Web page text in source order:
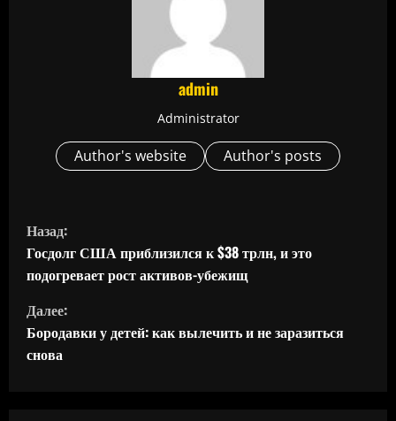
admin
Administrator
Author's website Author's posts
П
р
о
д
о
Назад:
Госдолг США приблизился к $38 трлн, и это
подогревает рост активов-убежищ
Далее:
Бородавки у детей: как вылечить и не заразиться
снова